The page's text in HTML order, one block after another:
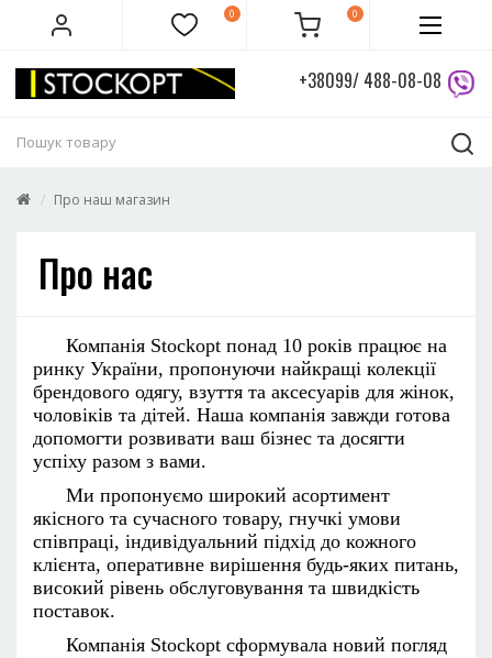
0 0
+38099/ 488-08-08
Про наш магазин
Про нас
Компанія Stockopt понад 10 років працює на
ринку України, пропонуючи найкращі колекції
брендового одягу, взуття та аксесуарів для жінок,
чоловіків та дітей. Наша компанія завжди готова
допомогти розвивати ваш бізнес та досягти
успіху разом з вами.
Ми пропонуємо широкий асортимент
якісного та сучасного товару, гнучкі умови
співпраці, індивідуальний підхід до кожного
клієнта, оперативне вирішення будь-яких питань,
високий рівень обслуговування та швидкість
поставок.
Компанія Stockopt сформувала новий погляд